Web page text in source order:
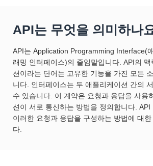
API는 무엇을 의미하나
API는 Application Programming Interface(
래밍 인터페이스)의 줄임말입니다. API의 맥
션이라는 단어는 고유한 기능을 가진 모든
니다. 인터페이스는 두 애플리케이션 간의
수 있습니다. 이 계약은 요청과 응답을 사용
션이 서로 통신하는 방법을 정의합니다.
이러한 요청과 응답을 구성하는 방법에 대
다.